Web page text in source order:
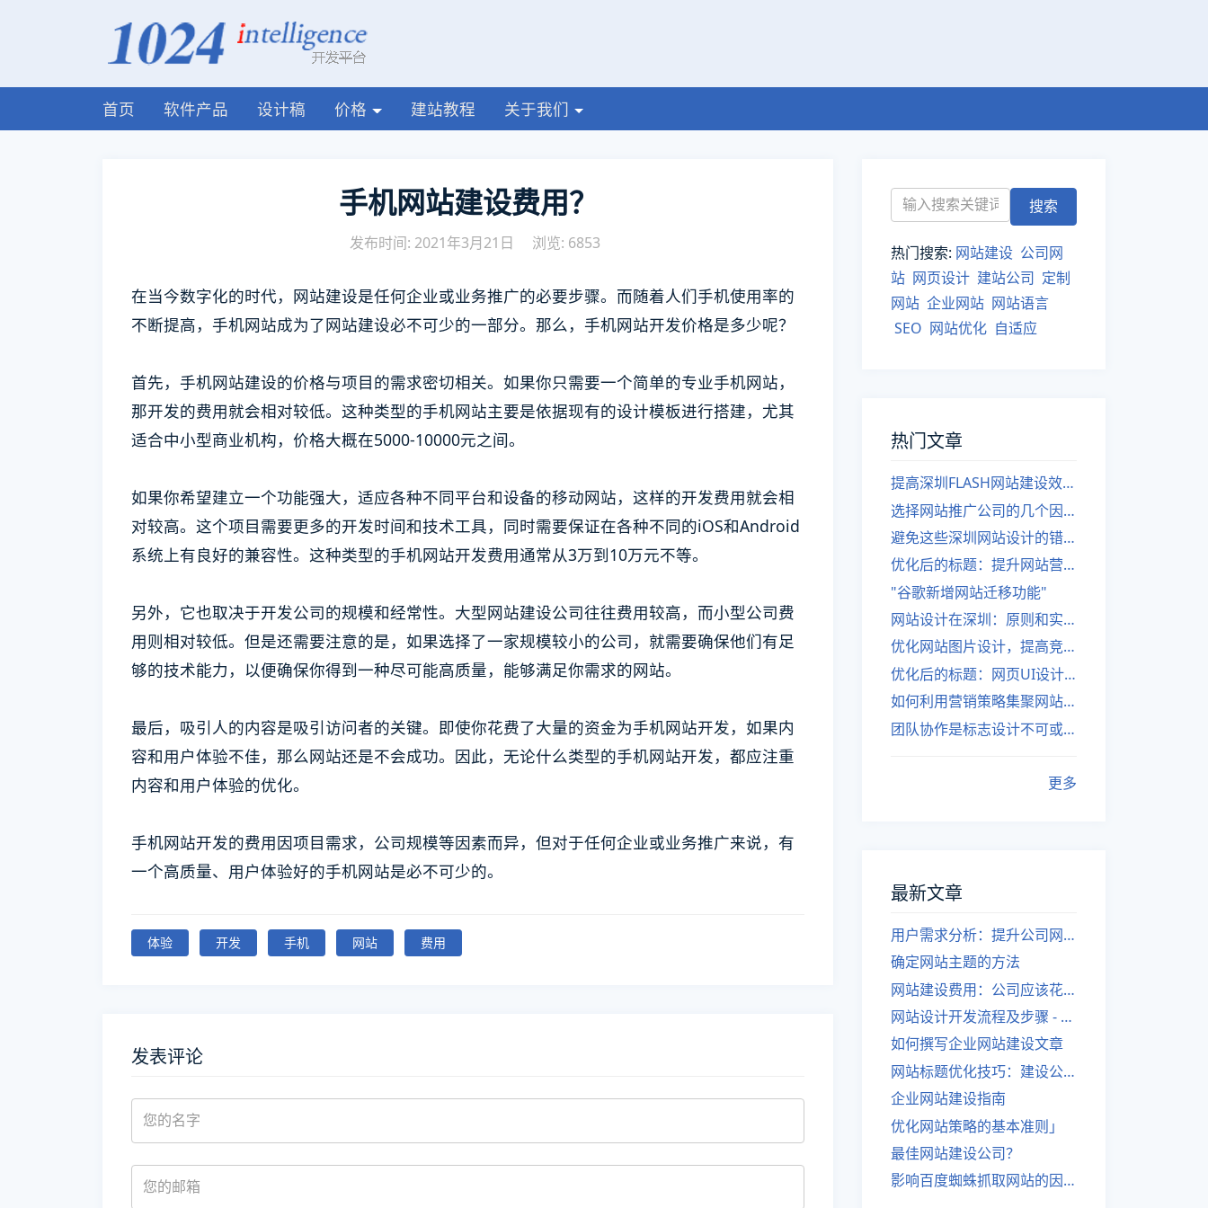
首页 软件产品 设计稿 价格 建站教程 关于我们
手机网站建设费用？
发布时间: 2021年3月21日 浏览: 6853
在当今数字化的时代，网站建设是任何企业或业务推广的必要步骤。而随着人们手机使用率的
不断提高，手机网站成为了网站建设必不可少的一部分。那么，手机网站开发价格是多少呢？
首先，手机网站建设的价格与项目的需求密切相关。如果你只需要一个简单的专业手机网站，
那开发的费用就会相对较低。这种类型的手机网站主要是依据现有的设计模板进行搭建，尤其
适合中小型商业机构，价格大概在5000-10000元之间。
如果你希望建立一个功能强大，适应各种不同平台和设备的移动网站，这样的开发费用就会相
对较高。这个项目需要更多的开发时间和技术工具，同时需要保证在各种不同的iOS和Android
系统上有良好的兼容性。这种类型的手机网站开发费用通常从3万到10万元不等。
另外，它也取决于开发公司的规模和经常性。大型网站建设公司往往费用较高，而小型公司费
用则相对较低。但是还需要注意的是，如果选择了一家规模较小的公司，就需要确保他们有足
够的技术能力，以便确保你得到一种尽可能高质量，能够满足你需求的网站。
最后，吸引人的内容是吸引访问者的关键。即使你花费了大量的资金为手机网站开发，如果内
容和用户体验不佳，那么网站还是不会成功。因此，无论什么类型的手机网站开发，都应注重
内容和用户体验的优化。
手机网站开发的费用因项目需求，公司规模等因素而异，但对于任何企业或业务推广来说，有
一个高质量、用户体验好的手机网站是必不可少的。
体验 开发 手机 网站 费用
发表评论
热门搜索: 网站建设 公司网
站 网页设计 建站公司 定制
网站 企业网站 网站语言
SEO 网站优化 自适应
热门文章
提高深圳FLASH网站建设效率的建议
选择网站推广公司的几个因素
避免这些深圳网站设计的错误
优化后的标题：提升网站营销绩效的策略
"谷歌新增网站迁移功能"
网站设计在深圳：原则和实践
优化网站图片设计，提高竞争力
优化后的标题：网页UI设计与APP UI设计应用软件
如何利用营销策略集聚网站流量
团队协作是标志设计不可或缺的一部分
更多
最新文章
用户需求分析：提升公司网站建设效果
确定网站主题的方法
网站建设费用：公司应该花费多少？
网站设计开发流程及步骤 - 优化后的标题
如何撰写企业网站建设文章
网站标题优化技巧：建设公司的专业指导
企业网站建设指南
优化网站策略的基本准则」
最佳网站建设公司？
影响百度蜘蛛抓取网站的因素有哪些？